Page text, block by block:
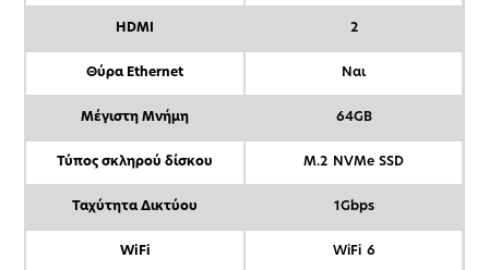
HDMI 2
Θύρα Ethernet Ναι
Μέγιστη Μνήμη 64GB
Τύπος σκληρού δίσκου M.2 NVMe SSD
Ταχύτητα Δικτύου 1Gbps
WiFi WiFi 6